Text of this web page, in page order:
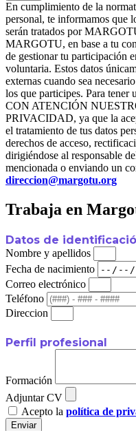
En cumplimiento de la
personal, te informamos que
serán tratados por
MARGOTU, en base a tu
de gestionar tu participación
voluntaria. Estos datos
externas cuando sea
los que participes. Para
CON ATENCIÓN
PRIVACIDAD, ya que la
el tratamiento de tus datos
derechos de acceso,
dirigiéndose al responsable
mencionada o enviando un
direccion@margotu.org
Trabaja en
Datos de
Nombre y apellidos
Fecha de nacimiento
Correo electrónico
Teléfono
Direccion
Perfil profesional
Formación
Adjuntar CV
Acepto la política de
Enviar